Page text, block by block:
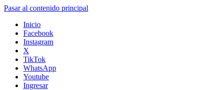
Pasar al contenido principal
Inicio
Facebook
Instagram
X
TikTok
WhatsApp
Youtube
Ingresar